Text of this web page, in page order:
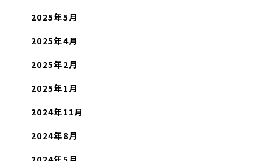
2025年5月
2025年4月
2025年2月
2025年1月
2024年11月
2024年8月